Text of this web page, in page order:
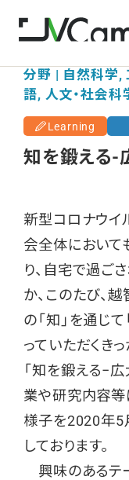
分野 | 自然科学,
語, 人文・社会科
Learning
知を鍛える-
新型コロナウイ
会全体において
り、自宅で過ご
か、このたび、
の「知」を通じ
っていただくき
「知を鍛える−広
業や研究内容等
様子を2020年5
しております。
興味のあるテ